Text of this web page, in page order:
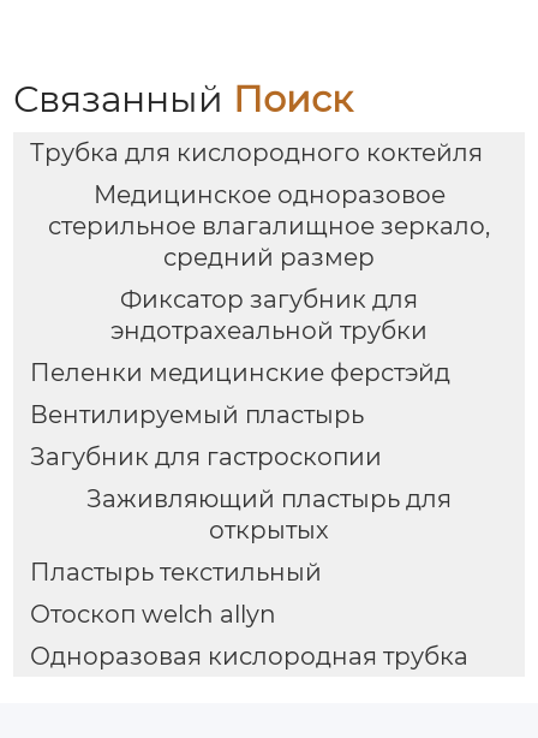
Связанный Поиск
Трубка для кислородного коктейля
Медицинское одноразовое
стерильное влагалищное зеркало,
средний размер
Фиксатор загубник для
эндотрахеальной трубки
Пеленки медицинские ферстэйд
Вентилируемый пластырь
Загубник для гастроскопии
Заживляющий пластырь для
открытых
Пластырь текстильный
Отоскоп welch allyn
Одноразовая кислородная трубка